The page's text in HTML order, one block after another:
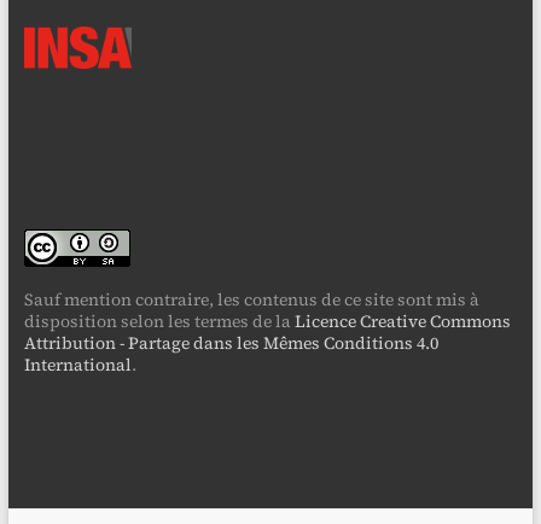
Sauf mention contraire, les contenus de ce site sont mis à
disposition selon les termes de laLicence Creative Commons
Attribution - Partage dans les Mêmes Conditions 4.0
International.